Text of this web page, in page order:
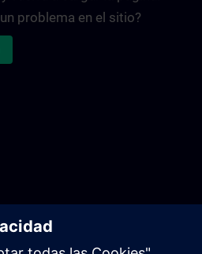
problema en el sitio?